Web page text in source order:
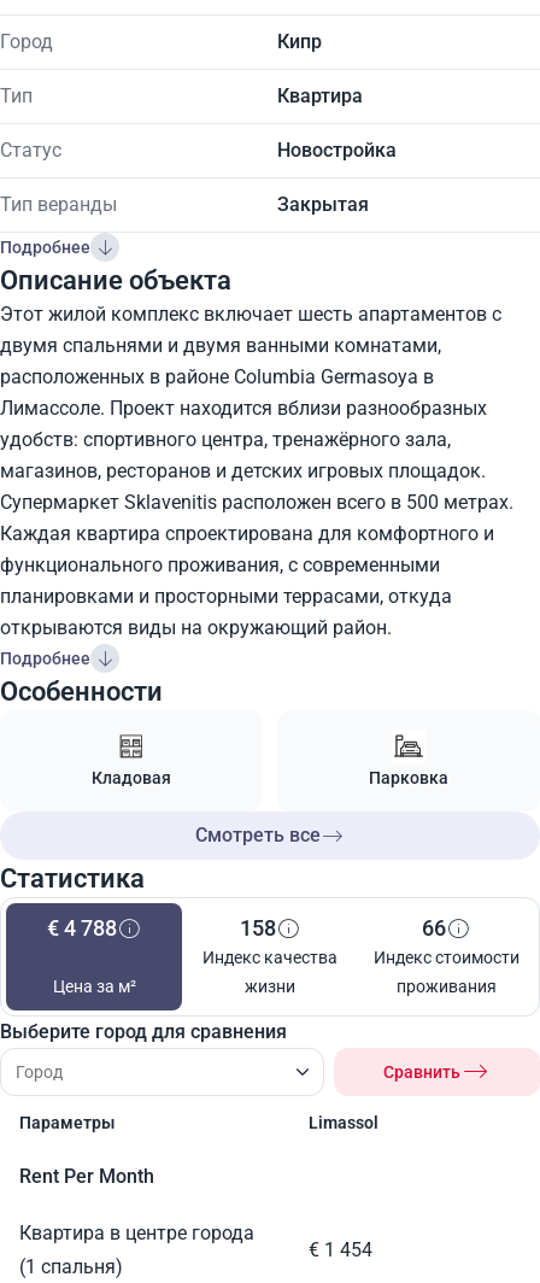
Город Кипр
Тип Квартира
Статус Новостройка
Тип веранды Закрытая
Подробнее
Описание объекта
Этот жилой комплекс включает шесть апартаментов с
двумя спальнями и двумя ванными комнатами,
расположенных в районе Columbia Germasoya в
Лимассоле. Проект находится вблизи разнообразных
удобств: спортивного центра, тренажёрного зала,
магазинов, ресторанов и детских игровых площадок.
Супермаркет Sklavenitis расположен всего в 500 метрах.
Каждая квартира спроектирована для комфортного и
функционального проживания, с современными
планировками и просторными террасами, откуда
открываются виды на окружающий район.
Подробнее
Особенности
Кладовая Парковка
Смотреть все
Статистика
€ 4 788
Цена за м²
158
Индекс качества
жизни
66
Индекс стоимости
проживания
Выберите город для сравнения
Сравнить
Параметры Limassol
Rent Per Month
Квартира в центре города
(1 спальня)
€ 1 454